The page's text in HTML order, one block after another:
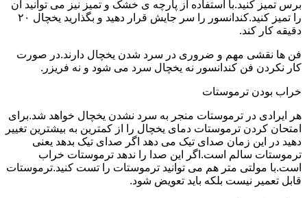
برس تمیز کنید.با استفاده از پارچه ی خشک و تمیز نیز می توانید آن
را تمیز کنید.کندانسور را سر جایش قرار دهید و بگذارید یخچال ۲۰
دقیقه کار کند.
فن ها نقشی مهم و ضروری در سرد شدن یخچال دارند.در صورت
کار نکردن فن کندانسور نه یخچال سرد می شود و نه فریزر.
خراب بودن ترموستات
هر ایرادی در ترموستات منجر به سرد نشدن یخچال خواهد شد.برای
امتحان کردن ترموستات دمای یخچال را از کمترین به بیشترین تغییر
دهید در این زمان صدای تیک می دهد اگر صدای تیک بدهد یعنی
ترموستات سالم است.اگر این صدا را ندهد ترموستات خراب
است.با مولتی متر هم می توانید ترموستات را تست کنید.ترموستات
قابل تعمیر نیست بلکه باید تعویض شود.